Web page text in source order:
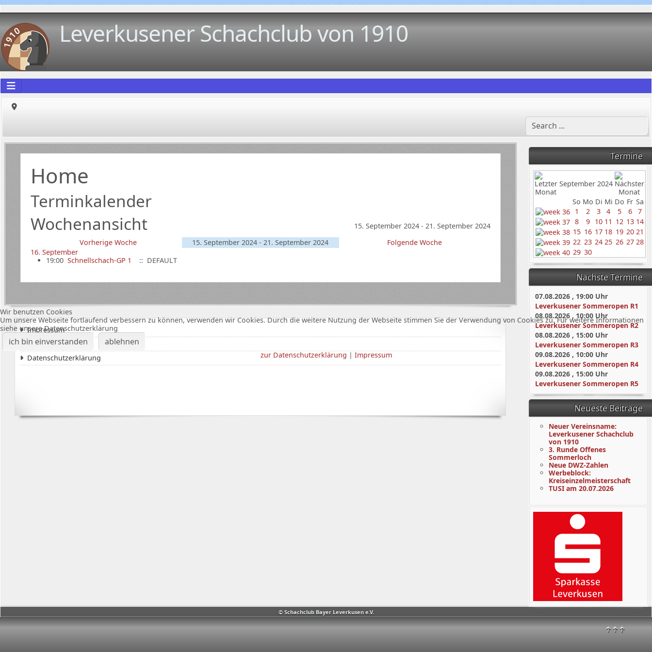
Leverkusener Schachclub von 1910
© Schachclub Bayer Leverkusen e.V.
↑↑↑
Termine
September 2024
So Mo Di Mi Do Fr Sa
1
2 3 4 5 6
7
8
9 10 11 12 13 14
15 16 17 18 19 20 21
22 23 24 25 26 27 28
29 30
Nächste Termine
07.08.2026, 19:00Uhr
Leverkusener Sommeropen R1
08.08.2026, 10:00Uhr
Leverkusener Sommeropen R2
08.08.2026, 15:00Uhr
Leverkusener Sommeropen R3
09.08.2026, 10:00Uhr
Leverkusener Sommeropen R4
09.08.2026, 15:00Uhr
Leverkusener Sommeropen R5
Neueste Beiträge
Neuer Vereinsname:
Leverkusener Schachclub
von 1910
3. Runde Offenes
Sommerloch
Neue DWZ-Zahlen
Werbeblock:
Kreiseinzelmeisterschaft
TUSI am 20.07.2026
Home
Terminkalender
Wochenansicht
15. September 2024 - 21. September 2024
Vorherige Woche
15. September 2024 - 21. September 2024
Folgende Woche
16. September
19:00 Schnellschach-GP 1 :: DEFAULT
Impressum
Karte Bürgerhalle
Datenschutzerklärung
Wir benutzen Cookies
Um unsere Webseite fortlaufend verbessern zu können, verwenden wir Cookies. Durch die weitere Nutzung der Webseite stimmen Sie der Verwendung von Cookies zu. Für weitere Informationen
siehe unsere Datenschutzerklärung
ich bin einverstanden ablehnen
zur Datenschutzerklärung | Impressum